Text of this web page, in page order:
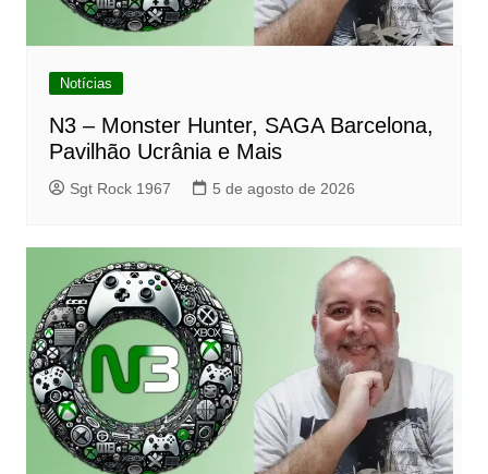
Notícias
N3 – Monster Hunter, SAGA Barcelona,
Pavilhão Ucrânia e Mais
Sgt Rock 1967 5 de agosto de 2026